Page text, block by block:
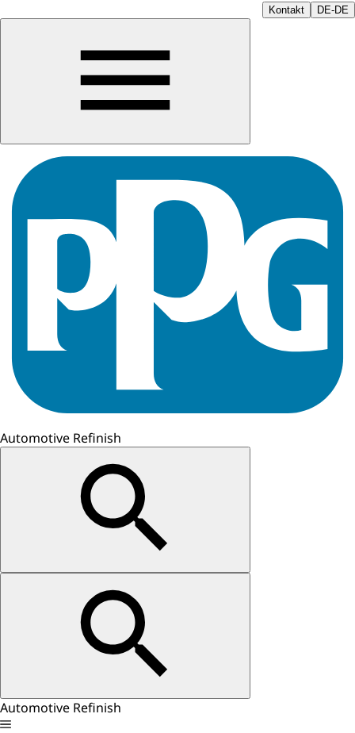
Kontakt DE-DE
Automotive Refinish
Automotive Refinish